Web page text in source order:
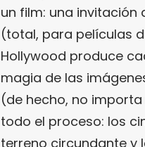
un film: una invitación
(total, para películas
Hollywood produce
magia de las
(de hecho, no importa
todo el proceso: los
terreno circundante y